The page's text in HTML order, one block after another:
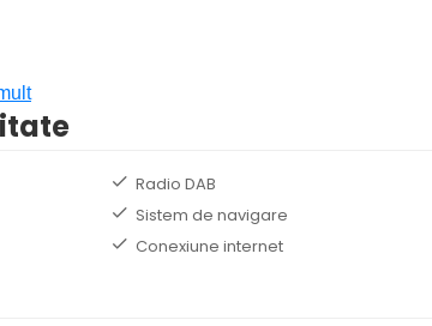
Radio DAB
Sistem de navigare
Conexiune internet